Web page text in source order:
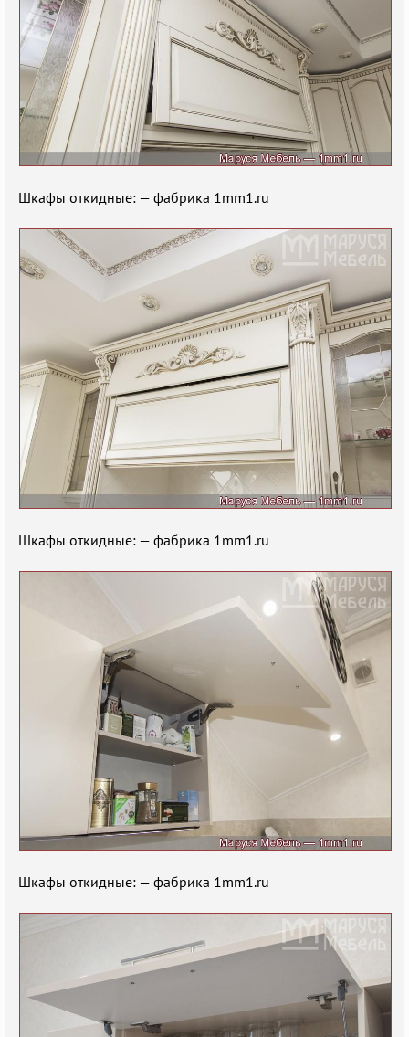
Шкафы откидные: — фабрика 1mm1.ru
Шкафы откидные: — фабрика 1mm1.ru
Шкафы откидные: — фабрика 1mm1.ru